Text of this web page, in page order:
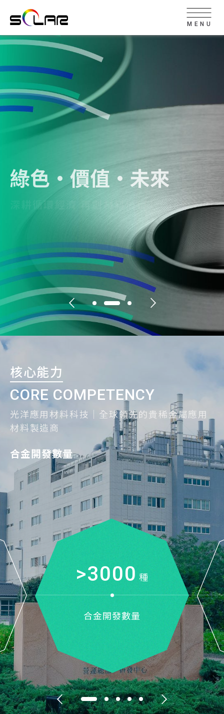
綠色•價值•未來
深耕循環經濟 再創材料價值
核心能力
CORE COMPETENCY
光洋應用材料科技｜全球領先的貴稀金屬應用
材料製造商
合金開發數量
產品使用元素種類
功能性材料
(靶材、蒸鍍材、線材、粉末、化學品、觸媒、
設備零組件)
應用產業
(硬碟、光碟、顯示器、半導體、太陽能、發光二極體、鍍
膜、石化、生醫、汽車)
貴稀金屬回收精煉平台
(金Au、銀Ag、鉑Pt、鈀Pd、釕Ru、銦In、
鉭Ta、鎵Ga)
>3000 種
合金開發數量
MENU